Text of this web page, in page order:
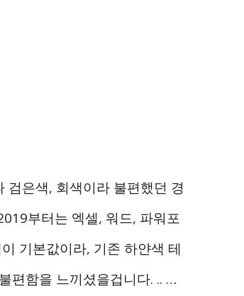
검은색, 회색이라 불편했던 경
부터는 엑셀, 워드, 파워포
기본값이라, 기존 하얀색 테
편함을 느끼셨을겁니다. .. …